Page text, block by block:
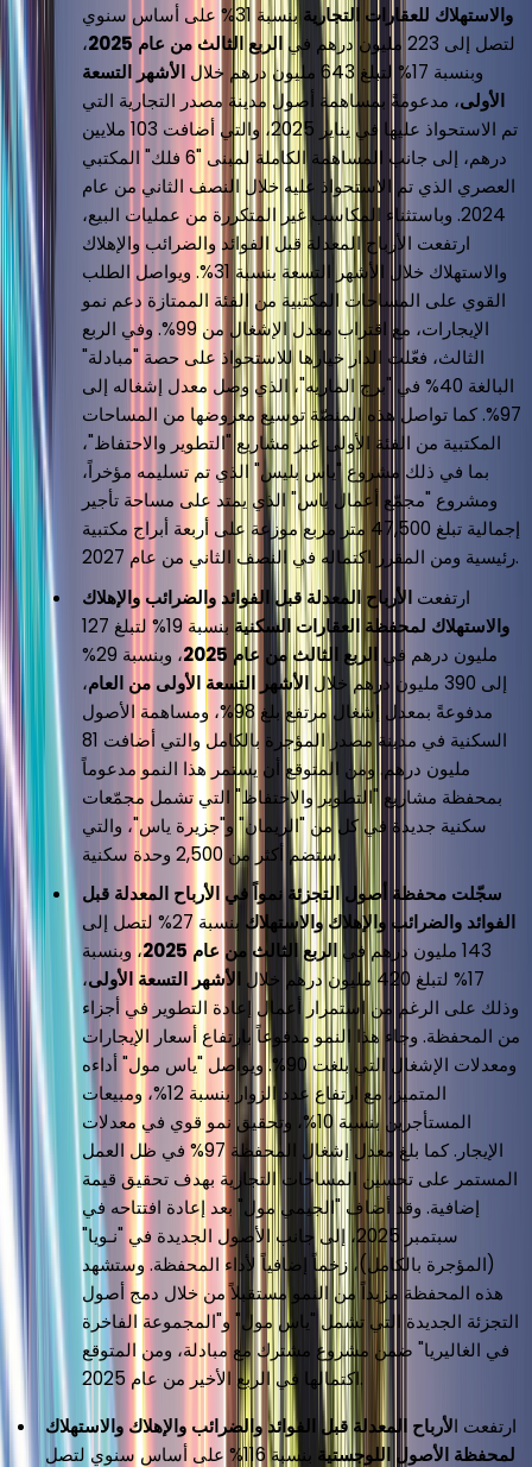
والاستهلاك للعقارات التجارية
بنسبة 31% على أساس سنوي
لتصل إلى 223 مليون درهم في
الربع الثالث من عام 2025
،
وبنسبة 17% لتبلغ 643 مليون درهم خلال
الأشهر التسعة
الأولى، مدعومةً بمساهمة أصول مدينة مصدر التجارية التي
تم الاستحواذ عليها في يناير 2025، والتي أضافت 103 ملايين
درهم، إلى جانب المساهمة الكاملة لمبنى "6 فلك" المكتبي
العصري الذي تم الاستحواذ عليه خلال النصف الثاني من عام
2024. وباستثناء المكاسب غير المتكررة من عمليات البيع،
ارتفعت الأرباح المعدلة قبل الفوائد والضرائب والإهلاك
والاستهلاك خلال الأشهر التسعة بنسبة 31%. ويواصل الطلب
القوي على المساحات المكتبية من الفئة الممتازة دعم نمو
الإيجارات، مع اقتراب معدل الإشغال من 99%. وفي الربع
الثالث، فعّلت الدار خيارها للاستحواذ على حصة "مبادلة"
البالغة 40% في "برج الماريه"، الذي وصل معدل إشغاله إلى
97%. كما تواصل هذه المنصّة توسيع معروضها من المساحات
المكتبية من الفئة الأولى عبر مشاريع "التطوير والاحتفاظ"،
بما في ذلك مشروع "ياس بليس" الذي تم تسليمه مؤخراً،
ومشروع "مجمّع أعمال ياس" الذي يمتد على مساحة تأجير
إجمالية تبلغ 47,500 متر مربع موزعة على أربعة أبراج مكتبية
رئيسية ومن المقرر اكتماله في النصف الثاني من عام 2027.
ارتفعتالأرباح المعدلة قبل الفوائد والضرائب والإهلاك
والاستهلاك لمحفظة العقارات السكنية
بنسبة 19% لتبلغ 127
مليون درهم فيالربع الثالث من عام 2025
، وبنسبة 29%
إلى 390 مليون درهم خلال
الأشهر التسعة الأولى من العام،
مدفوعةً بمعدل إشغال مرتفع بلغ 98%، ومساهمة الأصول
السكنية في مدينة مصدر المؤجرة بالكامل والتي أضافت 81
مليون درهم. ومن المتوقع أن يستمر هذا النمو مدعوماً
بمحفظة مشاريع "التطوير والاحتفاظ" التي تشمل مجمّعات
سكنية جديدة في كل من "الريمان" و"جزيرة ياس"، والتي
ستضم أكثر من 2,500 وحدة سكنية.
سجّلت محفظة أصول التجزئة نمواً في الأرباح المعدلة قبل
الفوائد والضرائب والإهلاك والاستهلاك
بنسبة 27% لتصل إلى
143 مليون درهم في
الربع الثالث من عام 2025
، وبنسبة
17% لتبلغ 420 مليون درهم خلال
الأشهر التسعة الأولى،
وذلك على الرغم من استمرار أعمال إعادة التطوير في أجزاء
من المحفظة. وجاء هذا النمو مدفوعاً بارتفاع أسعار الإيجارات
ومعدلات الإشغال التي بلغت 90%. ويواصل "ياس مول" أداءه
المتميز، مع ارتفاع عدد الزوار بنسبة 12%، ومبيعات
المستأجرين بنسبة 10%، وتحقيق نمو قوي في معدلات
الإيجار. كما بلغ معدل إشغال المحفظة 97% في ظل العمل
المستمر على تحسين المساحات التجارية بهدف تحقيق قيمة
إضافية. وقد أضاف "الجيمي مول" بعد إعادة افتتاحه في
سبتمبر 2025، إلى جانب الأصول الجديدة في "نـويا"
(المؤجرة بالكامل)، زخماً إضافياً لأداء المحفظة. وستشهد
هذه المحفظة مزيداً من النمو مستقبلاً من خلال دمج أصول
التجزئة الجديدة التي تشمل "ياس مول" و"المجموعة الفاخرة
في الغاليريا" ضمن مشروع مشترك مع مبادلة، ومن المتوقع
اكتمالها في الربع الأخير من عام 2025.
ارتفعت الأرباح المعدلة قبل الفوائد والضرائب والإهلاك والاستهلاك
لمحفظة الأصول اللوجستية
بنسبة 116% على أساس سنوي لتصل